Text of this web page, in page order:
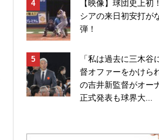
【映像】球団史上初
シアの来日初安打が
弾！
「私は過去に三木谷
督オファーをかけら
の吉井新監督がオー
正式発表も球界大...